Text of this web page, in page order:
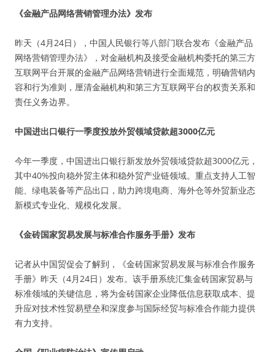
《金融产品网络营销管理办法》发布
昨天（4月24日），中国人民银行等八部门联合发布《金融产品
网络营销管理办法》，对金融机构及接受金融机构委托的第三方
互联网平台开展的金融产品网络营销进行全面规范，明确营销内
容和行为准则，厘清金融机构和第三方互联网平台的权责关系和
责任义务边界。
中国进出口银行一季度投放外贸领域贷款超3000亿元
今年一季度，中国进出口银行新发放外贸领域贷款超3000亿元，
其中40%投向稳外贸主体和稳外贸产业链领域。重点支持人工智
能、绿电装备等产品出口，助力跨境电商、海外仓等外贸新业态
新模式专业化、规模化发展。
《金砖国家贸易发展与标准合作服务手册》发布
记者从中国贸促会了解到，《金砖国家贸易发展与标准合作服务
手册》昨天（4月24日）发布。该手册系统汇集金砖国家贸易与
标准领域的关键信息，将为金砖国家企业降低信息获取成本、提
升应对技术性贸易壁垒和深度参与国际经贸与标准合作能力提供
有力支持。